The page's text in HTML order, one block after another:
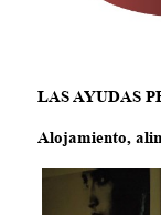
LAS AYUDAS
Alojamiento,